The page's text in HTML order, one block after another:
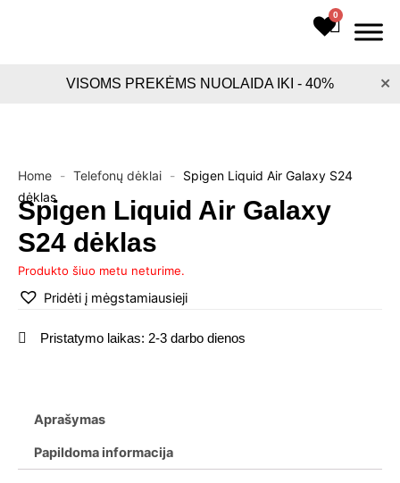
0 Cart
VISOMS PREKĖMS NUOLAIDA IKI - 40% ×
Home - Telefonų dėklai - Spigen Liquid Air Galaxy S24
dėklas
Spigen Liquid Air Galaxy
S24 dėklas
Produkto šiuo metu neturime.
Pridėti į mėgstamiausieji
Pristatymo laikas: 2-3 darbo dienos
Aprašymas
Papildoma informacija